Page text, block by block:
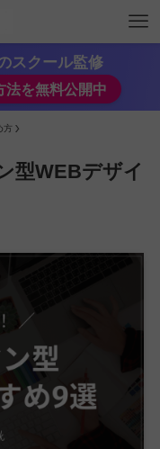
スクール監修
を無料公開中
方
型WEBデザイ